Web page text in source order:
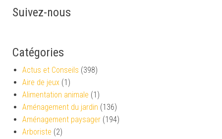
Suivez-nous
Catégories
Actus et Conseils (398)
Aire de jeux (1)
Alimentation animale (1)
Aménagement du jardin (136)
Aménagement paysager (194)
Arboriste (2)